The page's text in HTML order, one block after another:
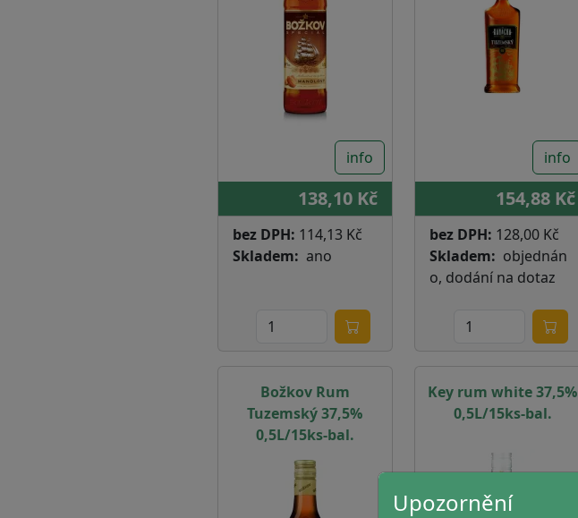
info
138,10 Kč
bez DPH: 114,13 Kč
Skladem
ano
info
154,88 Kč
bez DPH: 128,00 Kč
Skladem
objednán
o, dodání na dotaz
Božkov Rum
Tuzemský 37,5%
0,5L/15ks-bal.
Key rum white 37,5%
0,5L/15ks-bal.
Upozornění